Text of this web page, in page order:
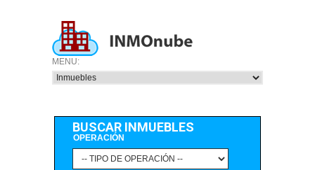
BUSCAR INMUEBLES
OPERACIÓN